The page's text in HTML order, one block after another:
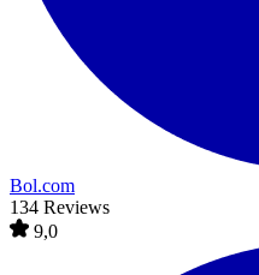
Bol.com
134 Reviews
9,0